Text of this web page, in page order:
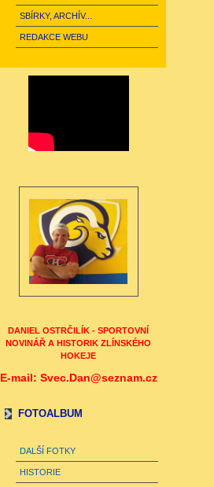
SBÍRKY, ARCHÍV...
REDAKCE WEBU
DANIEL OSTRČILÍK - SPORTOVNÍ
NOVINÁŘ A HISTORIK ZLÍNSKÉHO
HOKEJE
E-mail: Svec.Dan@seznam.cz
FOTOALBUM
DALŠÍ FOTKY
HISTORIE